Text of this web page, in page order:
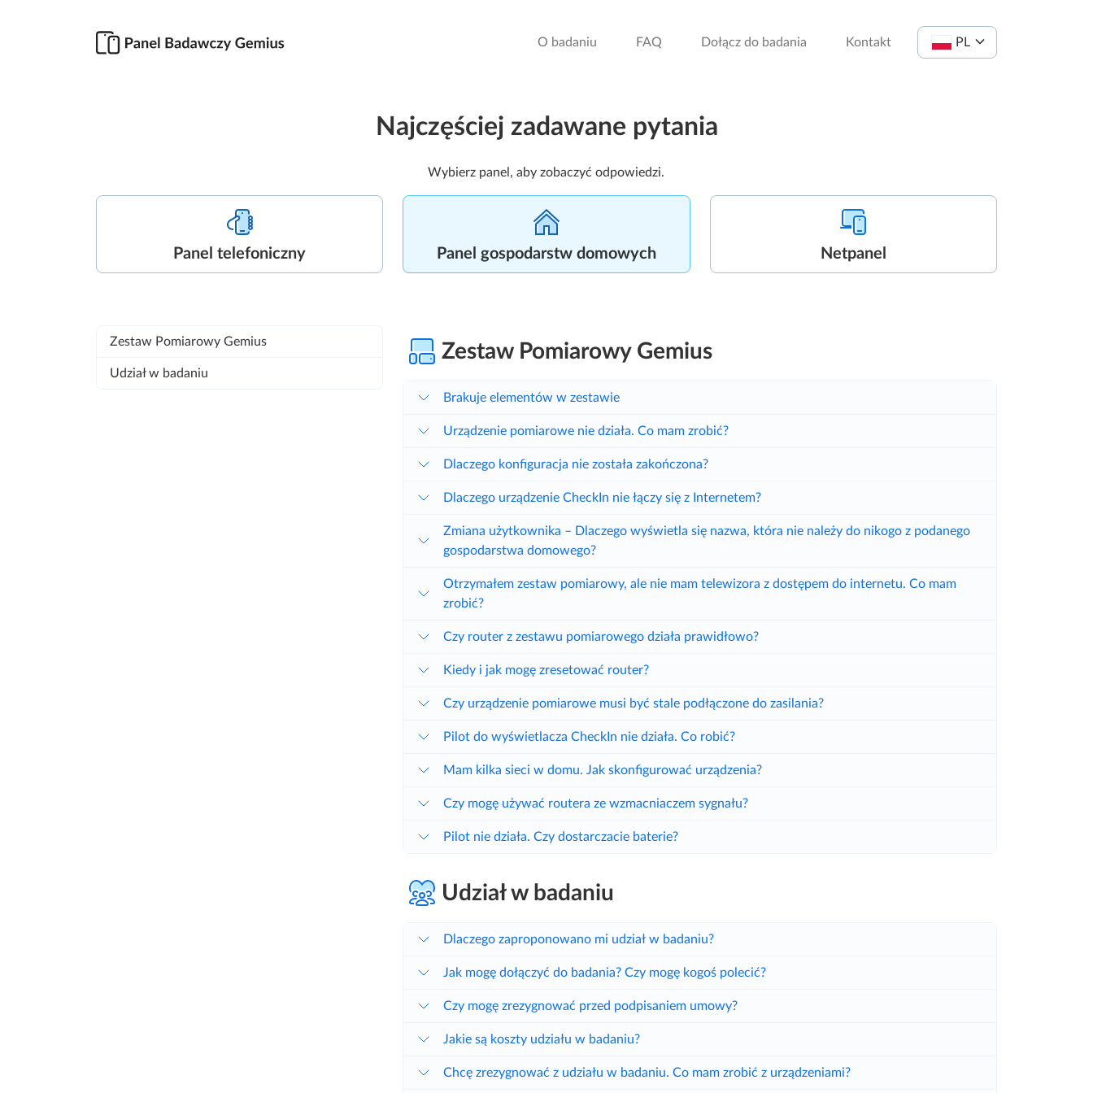
O badaniu FAQ Dołącz do badania Kontakt PL
Najczęściej zadawane pytania
Wybierz panel, aby zobaczyć odpowiedzi.
Panel telefoniczny Panel gospodarstw domowych Netpanel
Zestaw Pomiarowy Gemius
Udział w badaniu
Zestaw Pomiarowy Gemius
Brakuje elementów w zestawie
Urządzenie pomiarowe nie działa. Co mam zrobić?
Dlaczego konfiguracja nie została zakończona?
Dlaczego urządzenie CheckIn nie łączy się z Internetem?
Zmiana użytkownika – Dlaczego wyświetla się nazwa, która nie należy do nikogo z podanego
gospodarstwa domowego?
Otrzymałem zestaw pomiarowy, ale nie mam telewizora z dostępem do internetu. Co mam
zrobić?
Czy router z zestawu pomiarowego działa prawidłowo?
Kiedy i jak mogę zresetować router?
Czy urządzenie pomiarowe musi być stale podłączone do zasilania?
Pilot do wyświetlacza CheckIn nie działa. Co robić?
Mam kilka sieci w domu. Jak skonfigurować urządzenia?
Czy mogę używać routera ze wzmacniaczem sygnału?
Pilot nie działa. Czy dostarczacie baterie?
Udział w badaniu
Dlaczego zaproponowano mi udział w badaniu?
Jak mogę dołączyć do badania? Czy mogę kogoś polecić?
Czy mogę zrezygnować przed podpisaniem umowy?
Jakie są koszty udziału w badaniu?
Chcę zrezygnować z udziału w badaniu. Co mam zrobić z urządzeniami?